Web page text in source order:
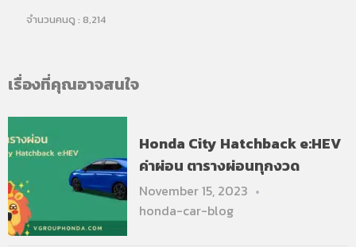
จำนวนคนดู : 8,214
เรื่องที่คุณอาจสนใจ
Honda City Hatchback e:HEV
ค่าผ่อน ตารางผ่อนทุกงวด
November 15, 2023
honda-car-blog